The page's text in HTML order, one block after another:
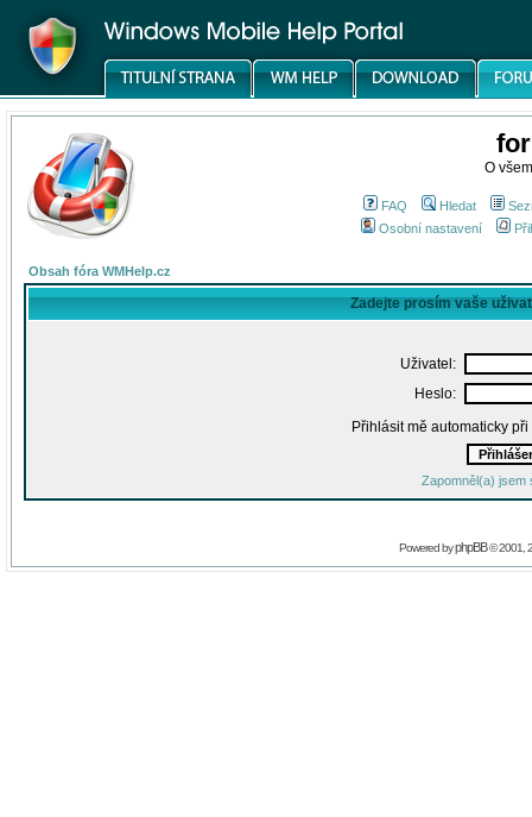
O
FAQ Hledat
Osobní nastavení
Obsah fóra WMHelp.cz
Zadejte prosím vaše
Uživatel:
Heslo:
Přihlásit mě automaticky
Zapomněl(a) jsem
Powered byphpBB© 2001,